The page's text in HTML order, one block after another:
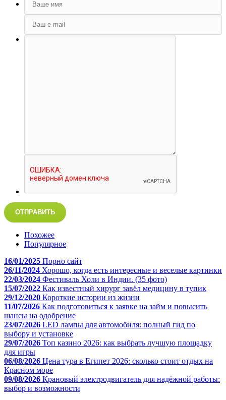
ОТПРАВИТЬ
Похожее
Популярное
16/01/2025 Порно сайт
26/11/2024 Хорошо, когда есть интересные и веселые картинки
22/03/2024 Фестиваль Холи в Индии. (35 фото)
15/07/2022 Как известный хирург завёл медицину в тупик
29/12/2020 Короткие истории из жизни
11/07/2026 Как подготовиться к заявке на займ и повысить
шансы на одобрение
23/07/2026 LED лампы для автомобиля: полный гид по
выбору и установке
29/07/2026 Топ казино 2026: как выбрать лучшую площадку
для игры
06/08/2026 Цена тура в Египет 2026: сколько стоит отдых на
Красном море
09/08/2026 Крановый электродвигатель для надёжной работы:
выбор и возможности